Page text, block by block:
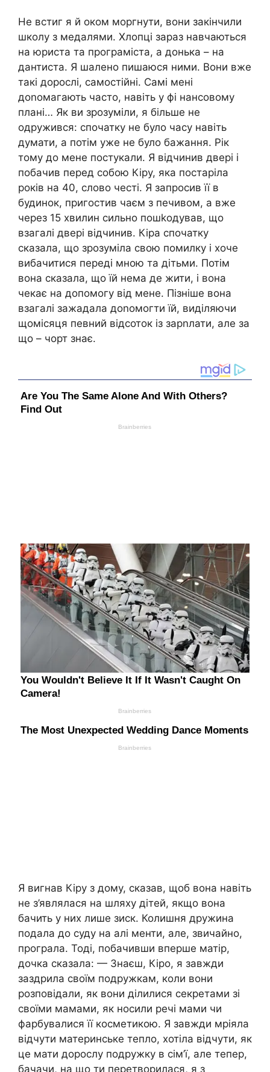
Не встиг я й оком моргнути, вони закінчили
школу з медалями. Хлопці зараз навчаються
на юриста та програміста, а донька – на
дантиста. Я шалено пишаюся ними. Вони вже
такі дорослі, самостійні. Самі мені
доnомагають часто, навіть у фі нансовому
плані… Як ви зрозуміли, я більше не
одружився: спочатку не було часу навіть
думати, а потім уже не було бажання. Рік
тому до мене постукали. Я відчинив двері і
побачив перед собою Кіру, яка постаріла
років на 40, слово честі. Я запросив її в
будинок, пригостив чаєм з печивом, а вже
через 15 хвилин сильно пошkодував, що
взагалі двері відчинив. Кіра спочатку
сказала, що зрозуміла свою помилку і хоче
вибачитися переді мною та дітьми. Потім
вона сказала, що їй нема де жити, і вона
чекає на допомогу від мене. Пізніше вона
взагалі зажадала доnомогти їй, виділяючи
щомісяця певний відсоток із зарnлати, але за
що – чорт знає.
Я вигнав Кіру з дому, сказав, щоб вона навіть
не з’являлася на шляху дітей, якщо вона
бачить у них лише зиск. Колишня дружина
подала до суду на алі менти, але, звичайно,
програла. Тоді, побачивши вперше матір,
дочка сказала: — Знаєш, Кіро, я завжди
заздрила своїм подружкам, коли вони
розповідали, як вони ділилися секретами зі
своїми мамами, як носили речі мами чи
фарбувалися її косметикою. Я завжди мріяла
відчути материнське тепло, хотіла відчути, як
це мати дорослу подружку в сім’ї, але тепер,
бачачи, на що ти перетворилася, я з